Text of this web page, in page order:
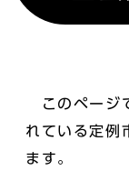
このページ
れている定例
ます。